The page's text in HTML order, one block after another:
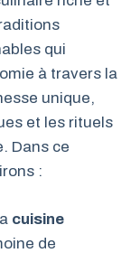
qui
à travers la
unique,
et les rituels
Dans ce
:
cuisine
de